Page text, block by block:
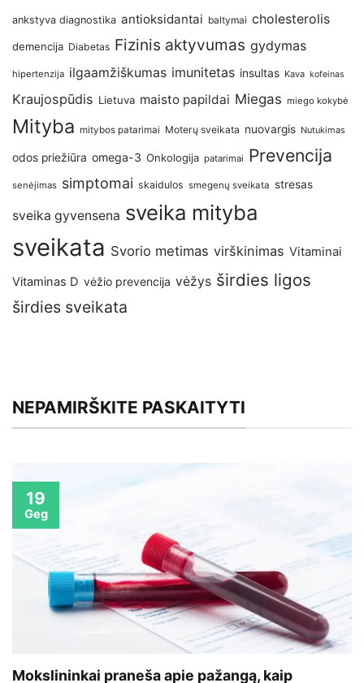
ankstyva diagnostika antioksidantai baltymai cholesterolis
demencija Diabetas Fizinis aktyvumas gydymas
hipertenzija ilgaamžiškumas imunitetas insultas Kava kofeinas
Kraujospūdis Lietuva maisto papildai Miegas miego kokybė
Mityba mitybos patarimai Moterų sveikata nuovargis Nutukimas
odos priežiūra omega-3 Onkologija patarimai Prevencija
senėjimas simptomai skaidulos smegenų sveikata stresas
sveika gyvensena sveika mityba
sveikata Svorio metimas virškinimas Vitaminai
Vitaminas D vėžio prevencija vėžys širdies ligos
širdies sveikata
NEPAMIRŠKITE PASKAITYTI
Mokslininkai praneša apie pažangą, kaip
19
Geg